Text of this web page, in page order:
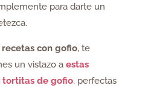
para darte un
con gofio, te
un vistazo a estas
tortitas de gofio, perfectas